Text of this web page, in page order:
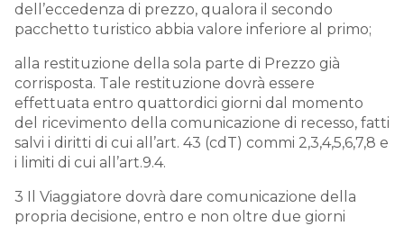
dell’eccedenza di prezzo, qualora il secondo
pacchetto turistico abbia valore inferiore al primo;
alla restituzione della sola parte di Prezzo già
corrisposta. Tale restituzione dovrà essere
effettuata entro quattordici giorni dal momento
del ricevimento della comunicazione di recesso, fatti
salvi i diritti di cui all’art. 43 (cdT) commi 2,3,4,5,6,7,8 e
i limiti di cui all’art.9.4.
3 Il Viaggiatore dovrà dare comunicazione della
propria decisione, entro e non oltre due giorni